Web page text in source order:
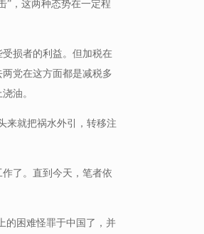
”，这两种态势在一定程
损者的利益。但加税在
党在这方面都是减税多
油。
来就把祸水外引，转移注
了。直到今天，笔者依
的困难怪罪于中国了，并